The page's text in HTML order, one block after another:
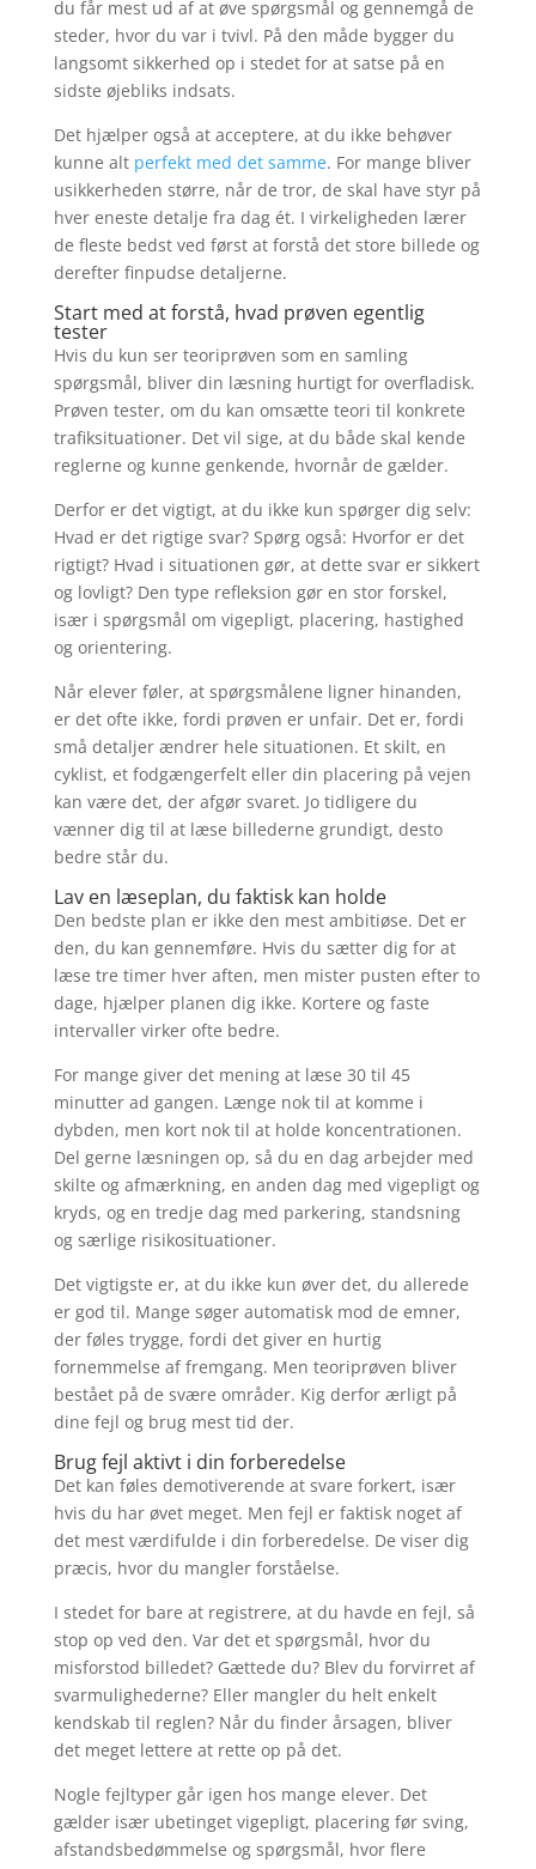
du får mest ud af at øve spørgsmål og gennemgå de
steder, hvor du var i tvivl. På den måde bygger du
langsomt sikkerhed op i stedet for at satse på en
sidste øjebliks indsats.
Det hjælper også at acceptere, at du ikke behøver
kunne alt perfekt med det samme. For mange bliver
usikkerheden større, når de tror, de skal have styr på
hver eneste detalje fra dag ét. I virkeligheden lærer
de fleste bedst ved først at forstå det store billede og
derefter finpudse detaljerne.
Start med at forstå, hvad prøven egentlig
tester
Hvis du kun ser teoriprøven som en samling
spørgsmål, bliver din læsning hurtigt for overfladisk.
Prøven tester, om du kan omsætte teori til konkrete
trafiksituationer. Det vil sige, at du både skal kende
reglerne og kunne genkende, hvornår de gælder.
Derfor er det vigtigt, at du ikke kun spørger dig selv:
Hvad er det rigtige svar? Spørg også: Hvorfor er det
rigtigt? Hvad i situationen gør, at dette svar er sikkert
og lovligt? Den type refleksion gør en stor forskel,
især i spørgsmål om vigepligt, placering, hastighed
og orientering.
Når elever føler, at spørgsmålene ligner hinanden,
er det ofte ikke, fordi prøven er unfair. Det er, fordi
små detaljer ændrer hele situationen. Et skilt, en
cyklist, et fodgængerfelt eller din placering på vejen
kan være det, der afgør svaret. Jo tidligere du
vænner dig til at læse billederne grundigt, desto
bedre står du.
Lav en læseplan, du faktisk kan holde
Den bedste plan er ikke den mest ambitiøse. Det er
den, du kan gennemføre. Hvis du sætter dig for at
læse tre timer hver aften, men mister pusten efter to
dage, hjælper planen dig ikke. Kortere og faste
intervaller virker ofte bedre.
For mange giver det mening at læse 30 til 45
minutter ad gangen. Længe nok til at komme i
dybden, men kort nok til at holde koncentrationen.
Del gerne læsningen op, så du en dag arbejder med
skilte og afmærkning, en anden dag med vigepligt og
kryds, og en tredje dag med parkering, standsning
og særlige risikosituationer.
Det vigtigste er, at du ikke kun øver det, du allerede
er god til. Mange søger automatisk mod de emner,
der føles trygge, fordi det giver en hurtig
fornemmelse af fremgang. Men teoriprøven bliver
bestået på de svære områder. Kig derfor ærligt på
dine fejl og brug mest tid der.
Brug fejl aktivt i din forberedelse
Det kan føles demotiverende at svare forkert, især
hvis du har øvet meget. Men fejl er faktisk noget af
det mest værdifulde i din forberedelse. De viser dig
præcis, hvor du mangler forståelse.
I stedet for bare at registrere, at du havde en fejl, så
stop op ved den. Var det et spørgsmål, hvor du
misforstod billedet? Gættede du? Blev du forvirret af
svarmulighederne? Eller mangler du helt enkelt
kendskab til reglen? Når du finder årsagen, bliver
det meget lettere at rette op på det.
Nogle fejltyper går igen hos mange elever. Det
gælder især ubetinget vigepligt, placering før sving,
afstandsbedømmelse og spørgsmål, hvor flere